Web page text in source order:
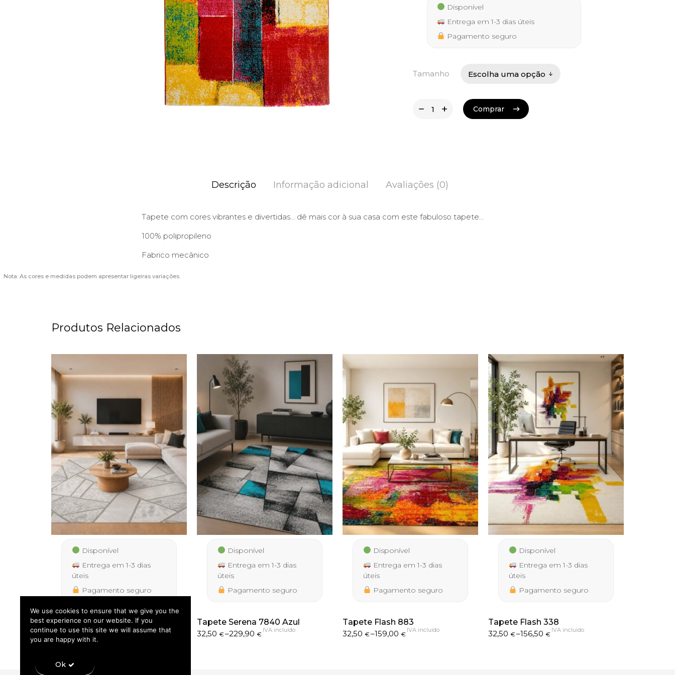
through
229,90 €
Disponível
Entrega em 1-3 dias úteis
Pagamento seguro
Tamanho
Comprar
Comprar
Descrição Informação adicional Avaliações (0)
Tapete com cores vibrantes e divertidas… dê mais cor à sua casa com este fabuloso tapete…
100% polipropileno
Fabrico mecânico
Nota: As cores e medidas podem apresentar ligeiras variações.
Produtos Relacionados
Disponível
Entrega em 1-3 dias
úteis
Pagamento seguro
Tapete Faro 9119 Cinza
39,50€ –285,00€
Price
range:
through
IVA incluído
Disponível
Entrega em 1-3 dias
úteis
Pagamento seguro
Tapete Serena 7840 Azul
32,50 €–229,90€
Price
IVA incluído
Disponível
Entrega em 1-3 dias
úteis
Pagamento seguro
Tapete Flash 883
32,50 €–159,00€
Price
IVA incluído
Disponível
Entrega em 1-3 dias
úteis
Pagamento seguro
Tapete Flash 338
32,50 €–156,50€
Price
IVA incluído
We use cookies to ensure that we give you the
best experience on our website. If you
continue to use this site we will assume that
you are happy with it.
Ok